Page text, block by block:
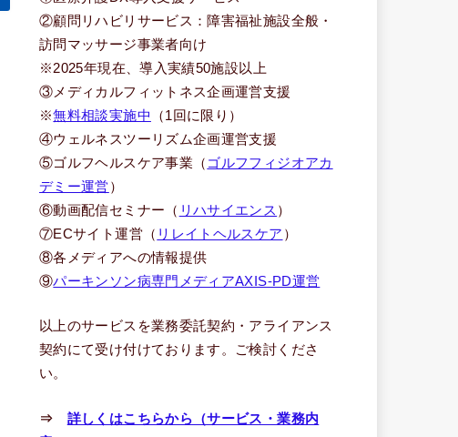
②顧問リハビリサービス：障害福祉施設全般・
訪問マッサージ事業者向け
※2025年現在、導入実績50施設以上
③メディカルフィットネス企画運営支援
※無料相談実施中
（1回に限り）
④ウェルネスツーリズム企画運営支援
⑤ゴルフヘルスケア事業（ ゴルフフィジオアカ
デミー運営）
⑥動画配信セミナー（ リハサイエンス ）
⑦ECサイト運営（ リレイトヘルスケア ）
⑧各メディアへの情報提供
⑨パーキンソン病専門メディアAXIS-PD運営
以上のサービスを業務委託契約・アライアンス
契約にて受け付けております。ご検討くださ
い。
⇒ 詳しくはこちらから（サービス・業務内